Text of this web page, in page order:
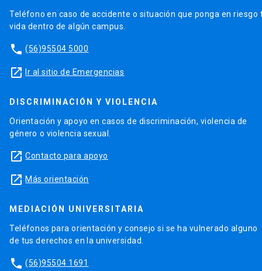
Teléfono en caso de accidente o situación que ponga en riesgo
vida dentro de algún campus.
phone (56)95504 5000
launch Ir al sitio de Emergencias
DISCRIMINACIÓN Y VIOLENCIA
Orientación y apoyo en casos de discriminación, violencia de
género o violencia sexual.
launch Contacto para apoyo
launch Más orientación
MEDIACIÓN UNIVERSITARIA
Teléfonos para orientación y consejo si se ha vulnerado alguno
de tus derechos en la universidad.
phone (56)95504 1691